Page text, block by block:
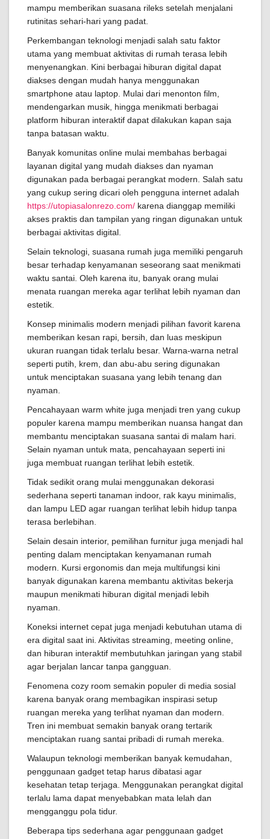
mampu memberikan suasana rileks setelah menjalani
rutinitas sehari-hari yang padat.
Perkembangan teknologi menjadi salah satu faktor
utama yang membuat aktivitas di rumah terasa lebih
menyenangkan. Kini berbagai hiburan digital dapat
diakses dengan mudah hanya menggunakan
smartphone atau laptop. Mulai dari menonton film,
mendengarkan musik, hingga menikmati berbagai
platform hiburan interaktif dapat dilakukan kapan saja
tanpa batasan waktu.
Banyak komunitas online mulai membahas berbagai
layanan digital yang mudah diakses dan nyaman
digunakan pada berbagai perangkat modern. Salah satu
yang cukup sering dicari oleh pengguna internet adalah
https://utopiasalonrezo.com/ karena dianggap memiliki
akses praktis dan tampilan yang ringan digunakan untuk
berbagai aktivitas digital.
Selain teknologi, suasana rumah juga memiliki pengaruh
besar terhadap kenyamanan seseorang saat menikmati
waktu santai. Oleh karena itu, banyak orang mulai
menata ruangan mereka agar terlihat lebih nyaman dan
estetik.
Konsep minimalis modern menjadi pilihan favorit karena
memberikan kesan rapi, bersih, dan luas meskipun
ukuran ruangan tidak terlalu besar. Warna-warna netral
seperti putih, krem, dan abu-abu sering digunakan
untuk menciptakan suasana yang lebih tenang dan
nyaman.
Pencahayaan warm white juga menjadi tren yang cukup
populer karena mampu memberikan nuansa hangat dan
membantu menciptakan suasana santai di malam hari.
Selain nyaman untuk mata, pencahayaan seperti ini
juga membuat ruangan terlihat lebih estetik.
Tidak sedikit orang mulai menggunakan dekorasi
sederhana seperti tanaman indoor, rak kayu minimalis,
dan lampu LED agar ruangan terlihat lebih hidup tanpa
terasa berlebihan.
Selain desain interior, pemilihan furnitur juga menjadi hal
penting dalam menciptakan kenyamanan rumah
modern. Kursi ergonomis dan meja multifungsi kini
banyak digunakan karena membantu aktivitas bekerja
maupun menikmati hiburan digital menjadi lebih
nyaman.
Koneksi internet cepat juga menjadi kebutuhan utama di
era digital saat ini. Aktivitas streaming, meeting online,
dan hiburan interaktif membutuhkan jaringan yang stabil
agar berjalan lancar tanpa gangguan.
Fenomena cozy room semakin populer di media sosial
karena banyak orang membagikan inspirasi setup
ruangan mereka yang terlihat nyaman dan modern.
Tren ini membuat semakin banyak orang tertarik
menciptakan ruang santai pribadi di rumah mereka.
Walaupun teknologi memberikan banyak kemudahan,
penggunaan gadget tetap harus dibatasi agar
kesehatan tetap terjaga. Menggunakan perangkat digital
terlalu lama dapat menyebabkan mata lelah dan
mengganggu pola tidur.
Beberapa tips sederhana agar penggunaan gadget